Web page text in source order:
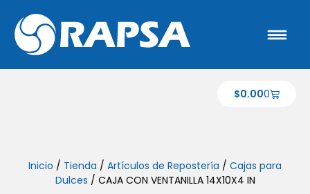
$0.000
Inicio / Tienda / Artículos de Repostería / Cajas para
Dulces / CAJA CON VENTANILLA 14X10X4 IN